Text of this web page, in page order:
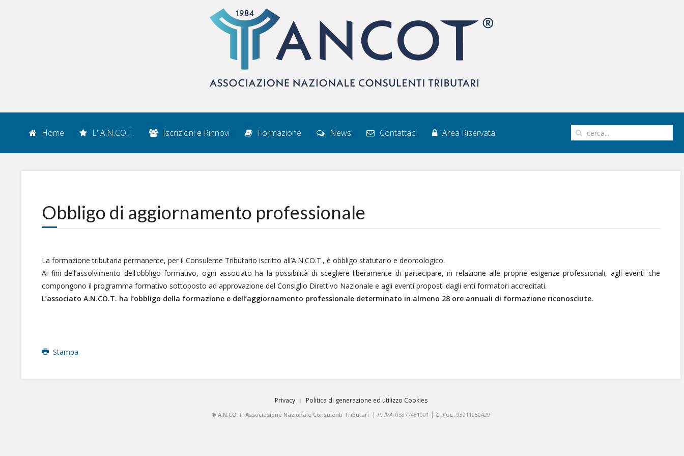
Home L' A.N.CO.T. Iscrizioni e Rinnovi Formazione News Contattaci Area Riservata
Obbligo di aggiornamento professionale
La formazione tributaria permanente, per il Consulente Tributario iscritto all’A.N.CO.T., è obbligo statutario e deontologico.
Ai fini dell’assolvimento dell’obbligo formativo, ogni associato ha la possibilità di scegliere liberamente di partecipare, in relazione alle proprie esigenze professionali, agli eventi che
compongono il programma formativo sottoposto ad approvazione del Consiglio Direttivo Nazionale e agli eventi proposti dagli enti formatori accreditati.
L’associato A.N.CO.T. ha l’obbligo della formazione e dell’aggiornamento professionale determinato in almeno 28 ore annuali di formazione riconosciute.
Stampa
Privacy Politica di generazione ed utilizzo Cookies
® A.N.CO.T. Associazione Nazionale Consulenti Tributari | P. IVA: 05877481001 | C. Fisc.: 93011050429